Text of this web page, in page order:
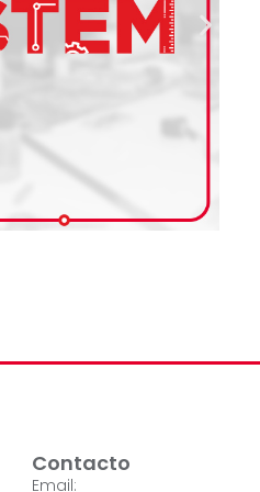
Contacto
Email: